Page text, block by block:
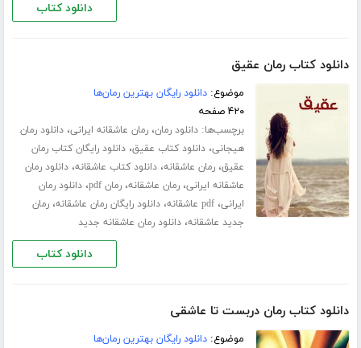
دانلود کتاب
دانلود کتاب رمان عقیق
موضوع:دانلود رایگان بهترین رمان‌ها
۴۲۰ صفحه
برچسب‌ها:دانلود رمان،رمان عاشقانه ایرانی،دانلود رمان
هیجانی،دانلود کتاب عقیق،دانلود رایگان کتاب رمان
عقیق،رمان عاشقانه،دانلود کتاب عاشقانه،دانلود رمان
عاشقانه ایرانی،رمان عاشقانه،رمان pdf ،دانلود رمان
ایرانی،pdf عاشقانه ،دانلود رایگان رمان عاشقانه،رمان
جدید عاشقانه،دانلود رمان عاشقانه جدید
دانلود کتاب
دانلود کتاب رمان دربست تا عاشقی
موضوع:دانلود رایگان بهترین رمان‌ها